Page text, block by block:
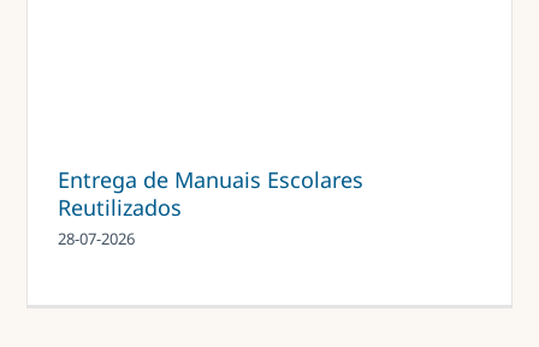
Entrega de Manuais Escolares
Reutilizados
28-07-2026